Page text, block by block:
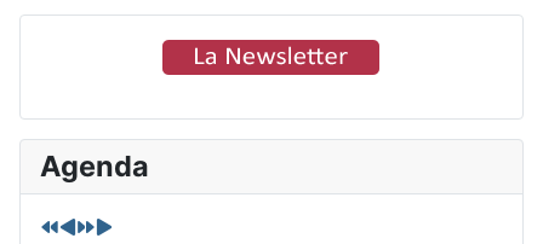
Agenda
A
n
n
é
M
o
i
s
A
n
n
é
M
o
i
s